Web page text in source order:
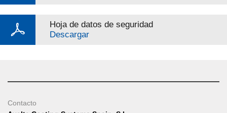
Hoja de datos de seguridad
Descargar
Contacto